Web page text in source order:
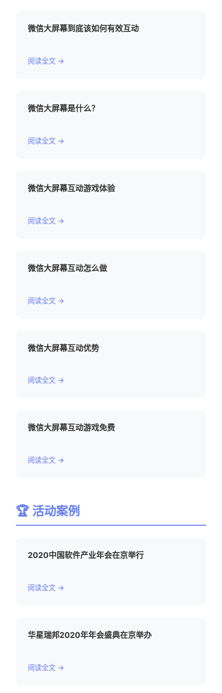
微信大屏幕到底该如何有效互动
阅读全文 →
微信大屏幕是什么？
阅读全文 →
微信大屏幕互动游戏体验
阅读全文 →
微信大屏幕互动怎么做
阅读全文 →
微信大屏幕互动优势
阅读全文 →
微信大屏幕互动游戏免费
阅读全文 →
🏆 活动案例
2020中国软件产业年会在京举行
阅读全文 →
华星瑞邦2020年年会盛典在京举办
阅读全文 →